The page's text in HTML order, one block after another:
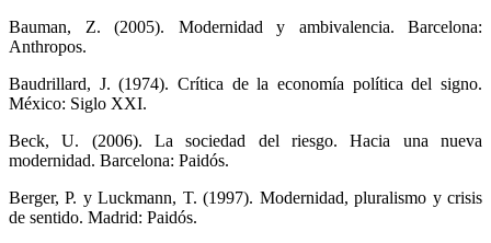
Bauman, Z. (2005). Modernidad y ambivalencia. Barcelona:
Anthropos.
Baudrillard, J. (1974). Crítica de la economía política del signo.
México: Siglo XXI.
Beck, U. (2006). La sociedad del riesgo. Hacia una nueva
modernidad. Barcelona: Paidós.
Berger, P. y Luckmann, T. (1997). Modernidad, pluralismo y crisis
de sentido. Madrid: Paidós.